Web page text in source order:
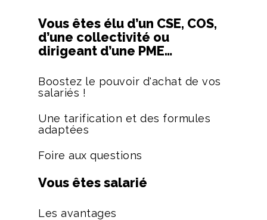
Vous êtes élu d’un CSE, COS,
d’une collectivité ou
dirigeant d’une PME…
Boostez le pouvoir d'achat de vos
salariés !
Une tarification et des formules
adaptées
Foire aux questions
Vous êtes salarié
Les avantages